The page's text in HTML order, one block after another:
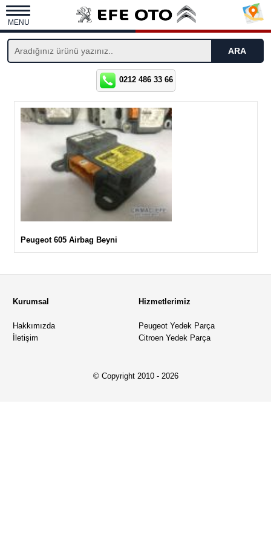
MENU
0212 486 33 66
Peugeot 605 Airbag Beyni
Kurumsal
Hakkımızda
İletişim
Hizmetlerimiz
Peugeot Yedek Parça
Citroen Yedek Parça
© Copyright 2010 - 2026